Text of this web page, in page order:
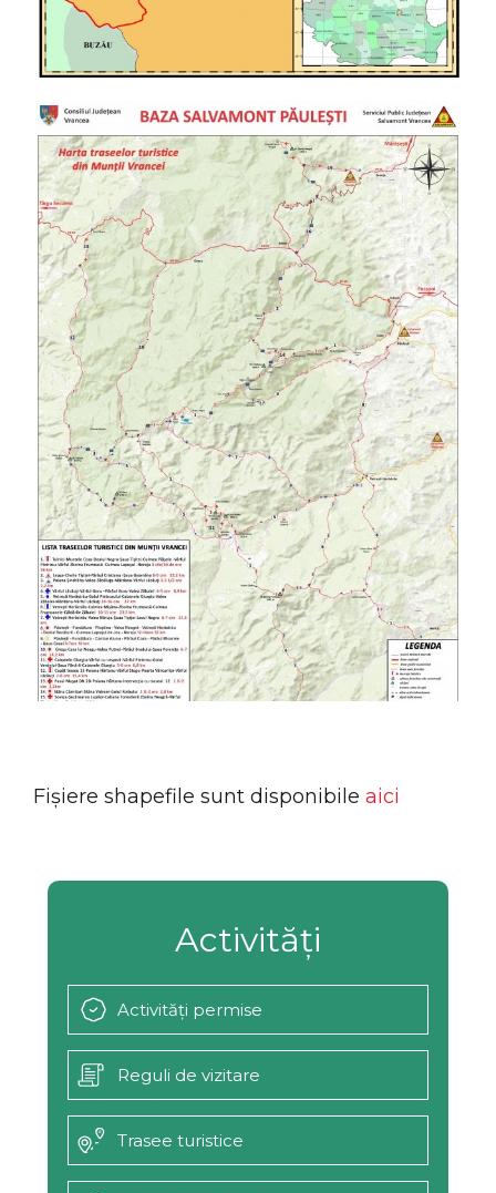
Fișiere shapefile sunt disponibileaici
Activități
Activități permise
Reguli de vizitare
Trasee turistice